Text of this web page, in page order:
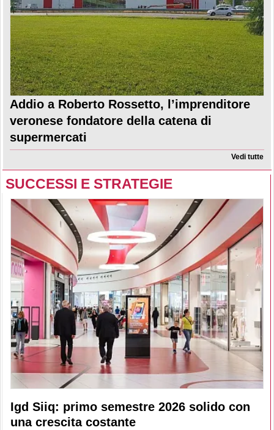
Addio a Roberto Rossetto, l’imprenditore
veronese fondatore della catena di
supermercati
Vedi tutte
SUCCESSI E STRATEGIE
Igd Siiq: primo semestre 2026 solido con
una crescita costante